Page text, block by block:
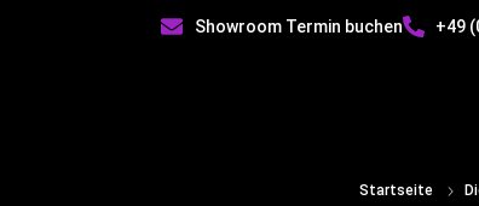
Showroom Termin buchen +49
Startseite